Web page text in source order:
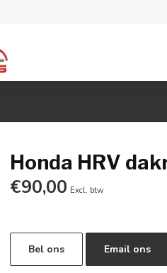
Honda HRV
€90,00 Excl. btw
Bel ons Email ons